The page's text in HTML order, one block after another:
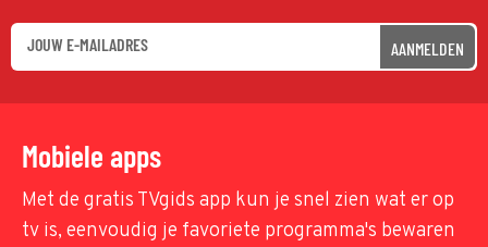
AANMELDEN
Mobiele apps
Met de gratis TVgids app kun je snel zien wat er op
tv is, eenvoudig je favoriete programma's bewaren